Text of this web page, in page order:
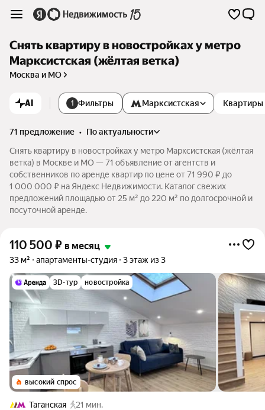
Снять квартиру в новостройках у метро
Марксистская (жёлтая ветка)
Москва и МО
AI 1 Фильтры Квартиры
Марксистская
71 предложение •
по актуальности
Снять квартиру в новостройках у метро Марксистская (жёлтая
ветка) в Москве и МО — 71 объявление от агентств и
собственников по аренде квартир по цене от 71 990 ₽ до
1 000 000 ₽ на Яндекс Недвижимости. Каталог свежих
предложений площадью от 25 м² до 220 м² по долгосрочной и
посуточной аренде.
110 500 ₽ в месяц
33 м² апартаменты-студия 3 этаж из 3
3D-тур новостройка
высокий спрос
Таганская
21 мин.